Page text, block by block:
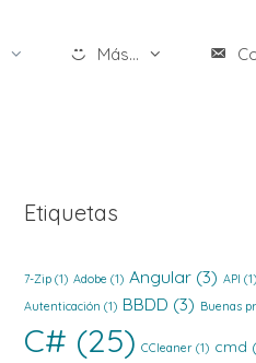
Más...
Etiquetas
7-Zip(1) Adobe (1) Angular(3) API (1)
Autenticación (1) BBDD (3) Buenas
C# (25) CCleaner(1) cmd